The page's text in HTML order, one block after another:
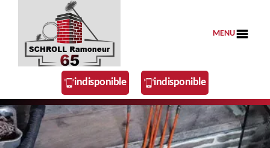
MENU
indisponible indisponible